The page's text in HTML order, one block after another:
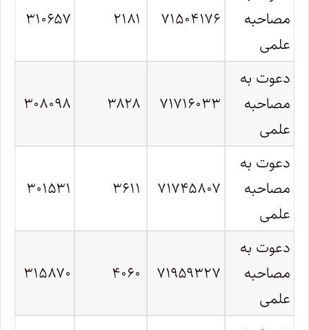
مصاحبه
علمی
۷۱۵۰۴۱۷۶ ۲۱۸۱ ۳۱۰۶۵۷
دعوت به
مصاحبه
علمی
۷۱۷۱۶۰۳۳ ۳۸۲۸ ۳۰۸۰۹۸
دعوت به
مصاحبه
علمی
۷۱۷۴۵۸۰۷ ۳۶۱۱ ۳۰۱۵۳۱
دعوت به
مصاحبه
علمی
۷۱۹۵۹۳۲۷ ۴۰۶۰ ۳۱۵۸۷۰